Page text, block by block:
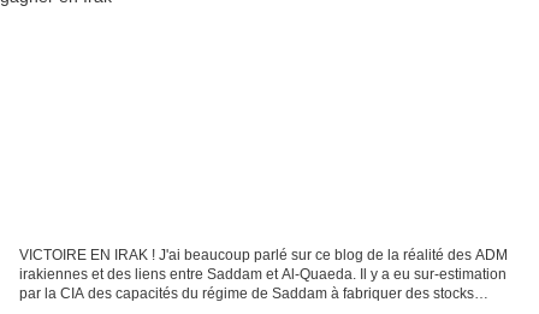
VICTOIRE EN IRAK ! J'ai beaucoup parlé sur ce blog de la réalité des ADM
irakiennes et des liens entre Saddam et Al-Quaeda. Il y a eu sur-estimation
par la CIA des capacités du régime de Saddam à fabriquer des stocks